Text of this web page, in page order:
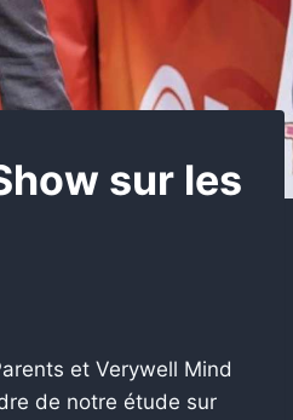
sur les
et Verywell Mind
de notre étude sur